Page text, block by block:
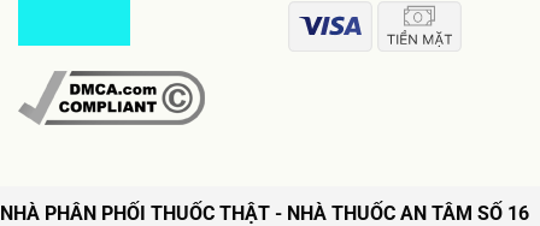
NHÀ PHÂN PHỐI THUỐC THẬT - NHÀ THUỐC AN TÂM SỐ 16